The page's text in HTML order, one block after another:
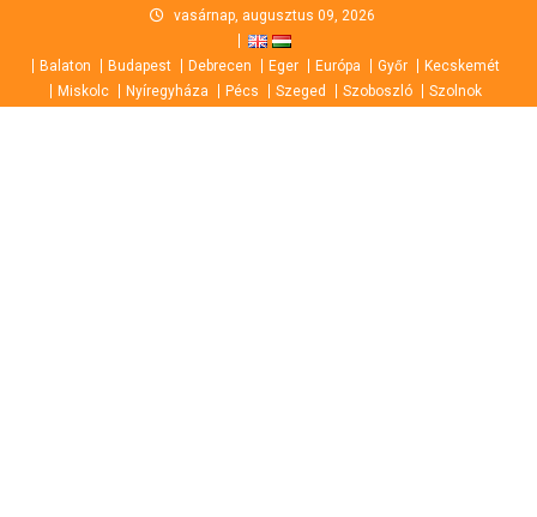
content
vasárnap, augusztus 09, 2026
Balaton Budapest Debrecen Eger Európa Győr
Kecskemét
Miskolc
Nyíregyháza Pécs Szeged Szoboszló Szolnok